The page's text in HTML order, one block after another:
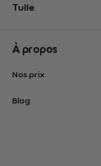
Tulle
À propos
Nos prix
Blog